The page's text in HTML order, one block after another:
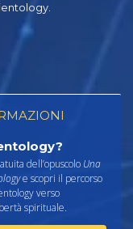
dell’opuscolo Una
e scopri il percorso
verso
spirituale.